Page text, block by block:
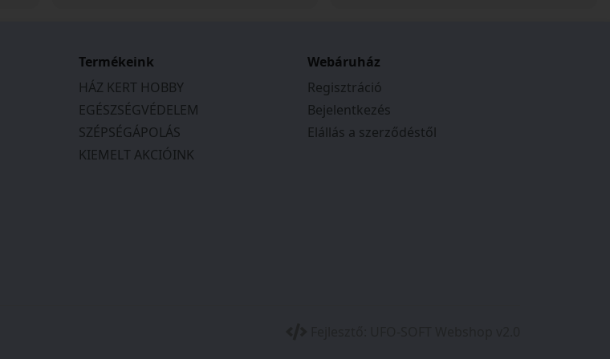
Termékeink
HÁZ KERT HOBBY
EGÉSZSÉGVÉDELEM
SZÉPSÉGÁPOLÁS
KIEMELT AKCIÓINK
Webáruház
Regisztráció
Bejelentkezés
Elállás a szerződéstől